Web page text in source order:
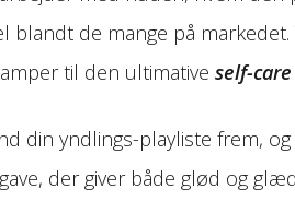
de mange på
til den ultimative self-care
din yndlings-playliste frem,
der giver både glød og